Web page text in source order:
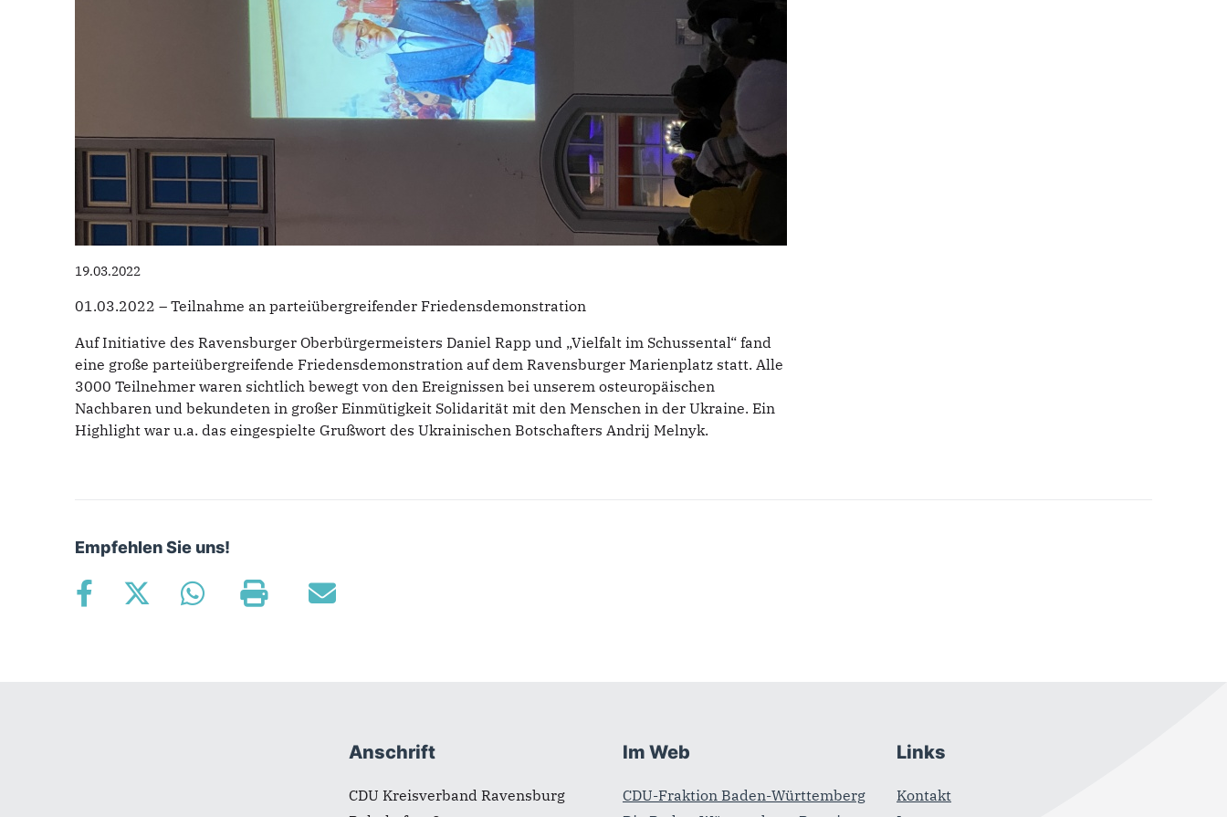
19.03.2022
01.03.2022 – Teilnahme an parteiübergreifender Friedensdemonstration
Auf Initiative des Ravensburger Oberbürgermeisters Daniel Rapp und „Vielfalt im Schussental“ fand
eine große parteiübergreifende Friedensdemonstration auf dem Ravensburger Marienplatz statt. Alle
3000 Teilnehmer waren sichtlich bewegt von den Ereignissen bei unserem osteuropäischen
Nachbaren und bekundeten in großer Einmütigkeit Solidarität mit den Menschen in der Ukraine. Ein
Highlight war u.a. das eingespielte Grußwort des Ukrainischen Botschafters Andrij Melnyk.
Empfehlen Sie uns!
Anschrift
CDU Kreisverband Ravensburg
Im Web
CDU-Fraktion Baden-Württemberg
Links
Kontakt